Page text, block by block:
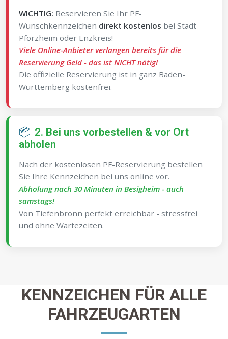
WICHTIG: Reservieren Sie Ihr PF-
Wunschkennzeichen direkt kostenlos bei Stadt
Pforzheim oder Enzkreis!
Viele Online-Anbieter verlangen bereits für die
Reservierung Geld - das ist NICHT nötig!
Die offizielle Reservierung ist in ganz Baden-
Württemberg kostenfrei.
📦 2. Bei uns vorbestellen & vor Ort
abholen
Nach der kostenlosen PF-Reservierung bestellen
Sie Ihre Kennzeichen bei uns online vor.
Abholung nach 30 Minuten in Besigheim - auch
samstags!
Von Tiefenbronn perfekt erreichbar - stressfrei
und ohne Wartezeiten.
KENNZEICHEN FÜR ALLE
FAHRZEUGARTEN